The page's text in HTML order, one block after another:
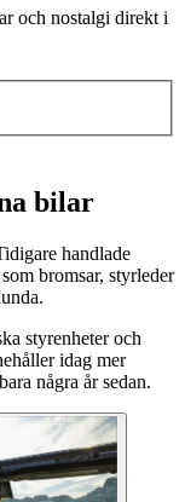
och nostalgi direkt i
bilar
handlade
bromsar, styrleder
styrenheter och
idag mer
några år sedan.